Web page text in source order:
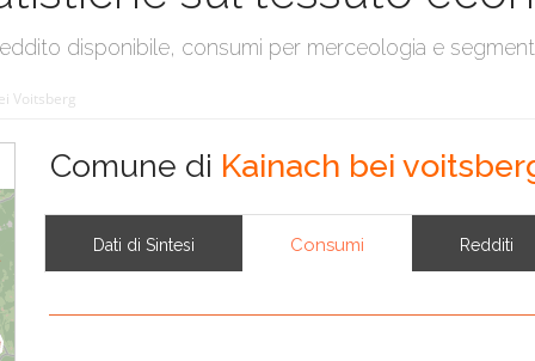
disponibile, consumi per merceologia e
Voitsberg
Comune di Kainach bei
Dati di Sintesi Consumi Redditi